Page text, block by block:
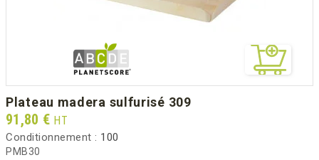
plateau madera sulfurisé 309
Prix
91,80 € HT
Conditionnement : 100
PMB30